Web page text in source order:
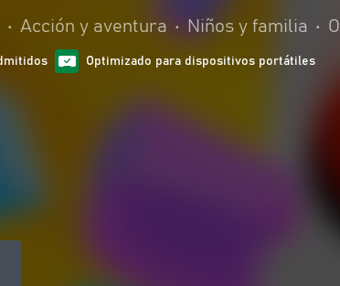
• Acción y aventura • Niños y familia •
Optimizado para dispositivos portátiles